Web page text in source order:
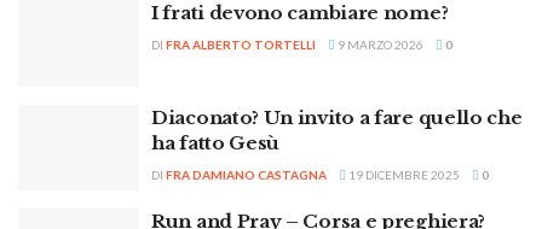
I frati devono cambiare nome?
DI FRA ALBERTO TORTELLI 9 MARZO 2026 0
Diaconato? Un invito a fare quello che
ha fatto Gesù
DI FRA DAMIANO CASTAGNA 19 DICEMBRE 2025 0
Run and Pray – Corsa e preghiera?